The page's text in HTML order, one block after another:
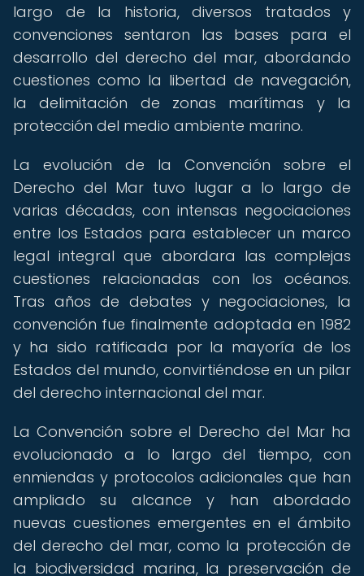
largo de la historia, diversos tratados y
convenciones sentaron las bases para el
desarrollo del derecho del mar, abordando
cuestiones como la libertad de navegación,
la delimitación de zonas marítimas y la
protección del medio ambiente marino.
La evolución de la Convención sobre el
Derecho del Mar tuvo lugar a lo largo de
varias décadas, con intensas negociaciones
entre los Estados para establecer un marco
legal integral que abordara las complejas
cuestiones relacionadas con los océanos.
Tras años de debates y negociaciones, la
convención fue finalmente adoptada en 1982
y ha sido ratificada por la mayoría de los
Estados del mundo, convirtiéndose en un pilar
del derecho internacional del mar.
La Convención sobre el Derecho del Mar ha
evolucionado a lo largo del tiempo, con
enmiendas y protocolos adicionales que han
ampliado su alcance y han abordado
nuevas cuestiones emergentes en el ámbito
del derecho del mar, como la protección de
la biodiversidad marina, la preservación de